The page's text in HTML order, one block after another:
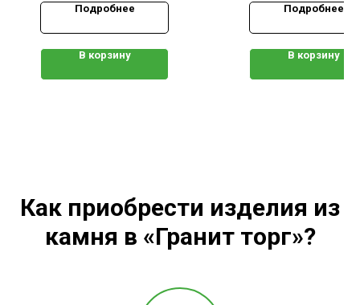
Подробнее
В корзину
Подробнее
В корзину
Как приобрести изделия из
камня в «Гранит торг»?